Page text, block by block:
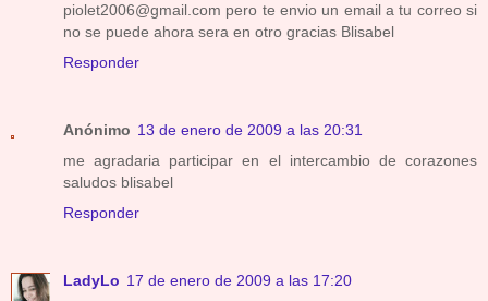
piolet2006@gmail.com pero te envio un email a tu correo si
no se puede ahora sera en otro gracias Blisabel
Responder
Anónimo 13 de enero de 2009 a las 20:31
me agradaria participar en el intercambio de corazones
saludos blisabel
Responder
LadyLo 17 de enero de 2009 a las 17:20